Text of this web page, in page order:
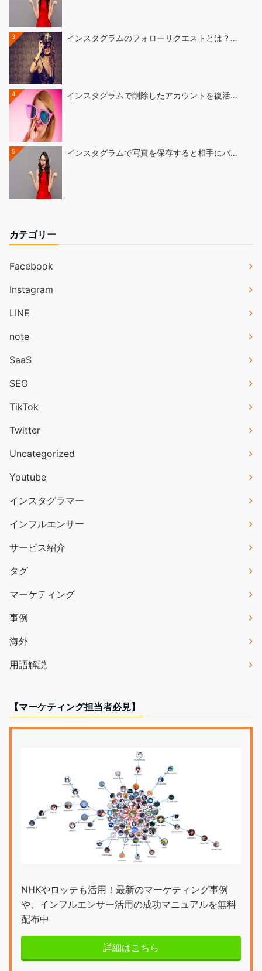
3 インスタグラムのフォローリクエストとは？…
4 インスタグラムで削除したアカウントを復活…
5 インスタグラムで写真を保存すると相手にバ…
カテゴリー
Facebook
Instagram
LINE
note
SaaS
SEO
TikTok
Twitter
Uncategorized
Youtube
インスタグラマー
インフルエンサー
サービス紹介
タグ
マーケティング
事例
海外
用語解説
【マーケティング担当者必見】
NHKやロッテも活用！最新のマーケティング事例
や、インフルエンサー活用の成功マニュアルを無料
配布中
詳細はこちら